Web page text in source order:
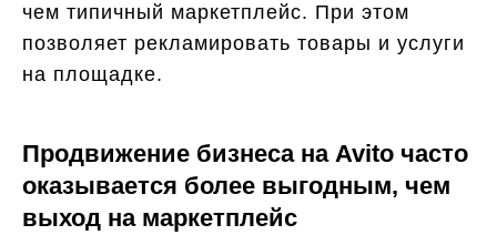
чем типичный маркетплейс. При этом
позволяет рекламировать товары и услуги
на площадке.
Продвижение бизнеса на Avito часто
оказывается более выгодным, чем
выход на маркетплейс